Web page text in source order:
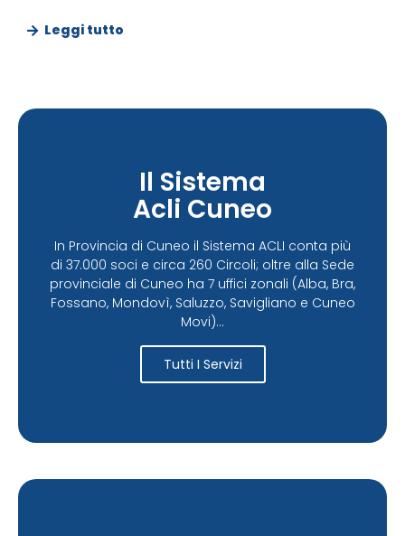
Leggi tutto
Il Sistema
Acli Cuneo
In Provincia di Cuneo il Sistema ACLI conta più
di 37.000 soci e circa 260 Circoli; oltre alla Sede
provinciale di Cuneo ha 7 uffici zonali (Alba, Bra,
Fossano, Mondovì, Saluzzo, Savigliano e Cuneo
Movi)...
Tutti I Servizi